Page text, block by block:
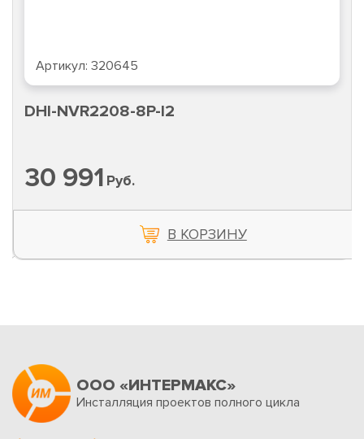
Артикул: 320645
DHI-NVR2208-8P-I2
30 991 Руб.
В КОРЗИНУ
ООО «ИНТЕРМАКС»
Инсталляция проектов полного цикла